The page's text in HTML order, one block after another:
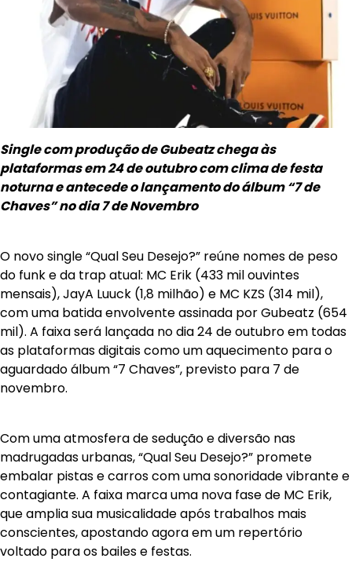
Single com produção de Gubeatz chega às
plataformas em 24 de outubro com clima de festa
noturna e antecede o lançamento do álbum “7 de
Chaves” no dia 7 de Novembro
O novo single “Qual Seu Desejo?” reúne nomes de peso
do funk e da trap atual: MC Erik (433 mil ouvintes
mensais), JayA Luuck (1,8 milhão) e MC KZS (314 mil),
com uma batida envolvente assinada por Gubeatz (654
mil). A faixa será lançada no dia 24 de outubro em todas
as plataformas digitais como um aquecimento para o
aguardado álbum “7 Chaves”, previsto para 7 de
novembro.
Com uma atmosfera de sedução e diversão nas
madrugadas urbanas, “Qual Seu Desejo?” promete
embalar pistas e carros com uma sonoridade vibrante e
contagiante. A faixa marca uma nova fase de MC Erik,
que amplia sua musicalidade após trabalhos mais
conscientes, apostando agora em um repertório
voltado para os bailes e festas.